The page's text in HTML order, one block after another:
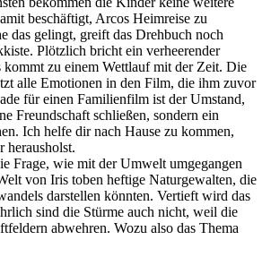
beschäftigt, Arcos Heimreise zu
das gelingt, greift das Drehbuch noch
Plötzlich bricht ein verheerender
kommt zu einem Wettlauf mit der Zeit. Die
alle Emotionen in den Film, die ihm zuvor
für einen Familienfilm ist der Umstand,
Freundschaft schließen, sondern ein
Ich helfe dir nach Hause zu kommen,
herausholst.
Frage, wie mit der Umwelt umgegangen
von Iris toben heftige Naturgewalten, die
darstellen könnten. Vertieft wird das
sind die Stürme auch nicht, weil die
abwehren. Wozu also das Thema